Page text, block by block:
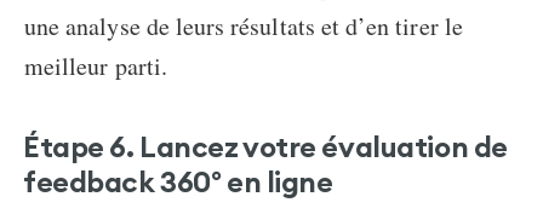
une analyse de leurs résultats et d’en tirer le
meilleur parti.
Étape 6. Lancez votre évaluation de
feedback 360° en ligne